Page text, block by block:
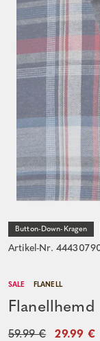
Button-Down-Kragen
Artikel-Nr.
SALE FLANELL
Flanellhemd
59.99 € 29.99 €